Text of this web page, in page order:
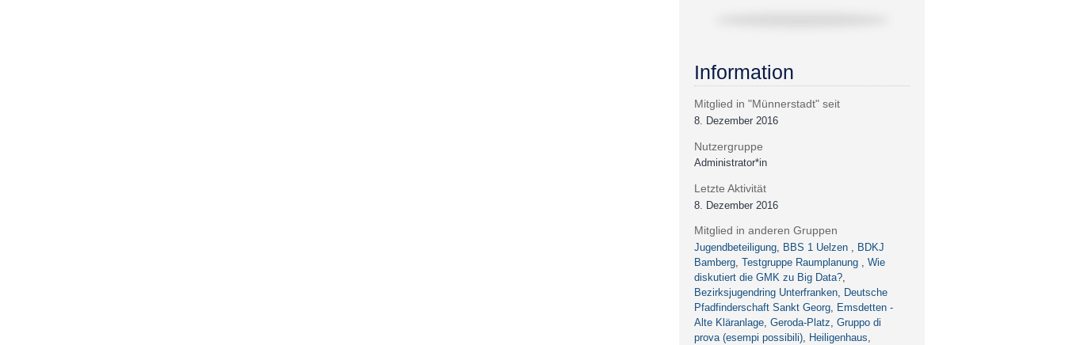
Information
Mitglied in "Münnerstadt" seit
8. Dezember 2016
Nutzergruppe
Administrator*in
Letzte Aktivität
8. Dezember 2016
Mitglied in anderen Gruppen
Jugendbeteiligung BBS 1 Uelzen
BDKJ
Bamberg ,Testgruppe Raumplanung ,Wie
diskutiert die GMK zu Big Data?
Bezirksjugendring Unterfranken Deutsche
Pfadfinderschaft Sankt Georg Emsdetten -
Alte Kläranlage ,Geroda-Platz ,Gruppo di
prova (esempi possibili) Heiligenhaus